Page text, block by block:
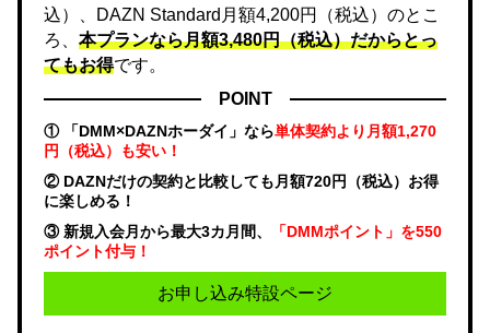
込）、DAZN Standard月額4,200円（税込）のとこ
ろ、 本プランなら月額3,480円（税込）だからとっ
てもお得です。
POINT
① 「DMM×DAZNホーダイ」なら単体契約より月額1,270
円（税込）も安い！
② DAZNだけの契約と比較しても月額720円（税込）お得
に楽しめる！
③ 新規入会月から最大3カ月間、
「DMMポイント」を550
ポイント付与！
お申し込み特設ページ